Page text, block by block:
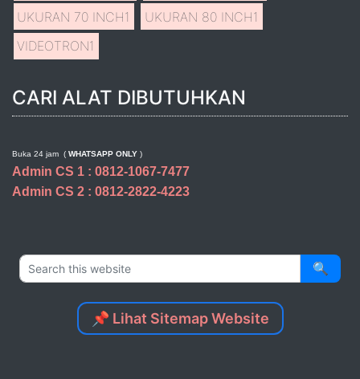
UKURAN 70 INCH1 UKURAN 80 INCH1
VIDEOTRON1
CARI ALAT DIBUTUHKAN
Buka 24 jam ( WHATSAPP ONLY )
Admin CS 1 : 0812-1067-7477
Admin CS 2 : 0812-2822-4223
🔍
📌 Lihat Sitemap Website